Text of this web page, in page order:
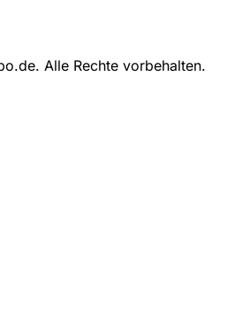
Alle Rechte vorbehalten.